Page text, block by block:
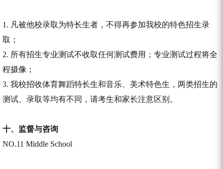
1. 凡被他校录取为特长生者，不得再参加我校的特色招生录
取；
2. 所有招生专业测试不收取任何测试费用；专业测试过程将全
程摄像；
3. 我校招收体育舞蹈特长生和音乐、美术特色生，两类招生的
测试、录取等均有不同，请考生和家长注意区别。
十、 监督与咨询
NO.11 Middle School